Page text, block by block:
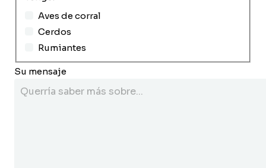
Aves de corral
Cerdos
Rumiantes
Su mensaje